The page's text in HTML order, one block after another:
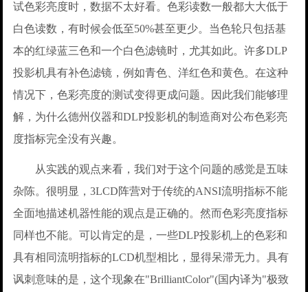
试色彩亮度时，数据不太好看。色彩读数一般都大大低于
白色读数，有时候会低至50%甚至更少。当色轮只包括基
本的红绿蓝三色和一个白色滤镜时，尤其如此。许多DLP
投影机具有补色滤镜，例如青色、洋红色和黄色。在这种
情况下，色彩亮度的测试变得更成问题。因此我们能够理
解，为什么德州仪器和DLP投影机的制造商对公布色彩亮
度指标完全没有兴趣。
从实践的观点来看，我们对于这个问题的感觉是五味
杂陈。很明显，3LCD阵营对于传统的ANSI流明指标不能
全面地描述机器性能的观点是正确的。然而色彩亮度指标
同样也不能。可以肯定的是，一些DLP投影机上的色彩和
具有相同流明指标的LCD机型相比，显得呆滞无力。具有
讽刺意味的是，这个现象在"BrilliantColor"(国内译为"极致